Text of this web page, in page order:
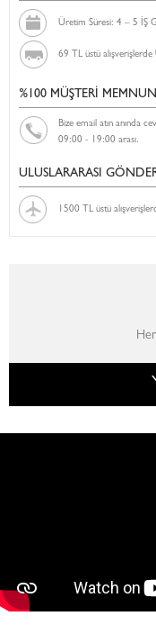
Üretim Süresi: 4 – 5 İŞ
69 TL üstü alışverişlerde
%100 MÜŞTERİ
Bize email atın anında
09:00 - 19:00 arası.
ULUSLARARASI
1500 TL üstü